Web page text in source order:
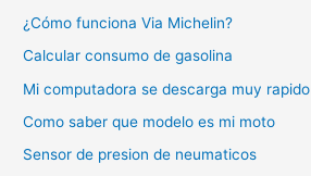
¿Cómo funciona Via Michelin?
Calcular consumo de gasolina
Mi computadora se descarga muy rapido
Como saber que modelo es mi moto
Sensor de presion de neumaticos